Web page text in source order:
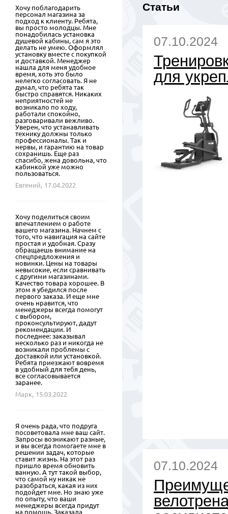
Статьи
07.10.2024
для
07.10.2024
Хочу поблагодарить
персонал магазина за
подход к клиенту. Ребята,
вы просто молодцы. Мне
понадобилась установка
душевой кабины, сам я это
делать не умею. Оформлял
установку вместе с покупкой
и доставкой. Менеджер
нашла для меня удобное
время, хоть это было
нелегко согласовать. Я не
думал, что ребята так
быстро справятся. Никаких
неприятностей не
возникало по ходу,
работали спокойно,
разговаривали вежливо.
Уверен, что устанавливать
технику должны только
профессионалы. Так и
нервы, и гарантию на товар
сохранишь. Еще раз
спасибо, жена довольна, что
кабинкой уже можно
пользоваться.
Евгений, 17.04.2022
Хочу поделиться своим
впечатлением о работе
вашего магазина. Начнем с
того, что навигация на сайте
простая и удобная. Сразу
обращаешь внимание на
спецпредложения и
новинки. Цены на товары
невысокие, если сравнивать
с другими магазинами.
Качество товара хорошее. В
этом я убедился после
первого заказа. И еще мне
очень нравится, что
менеджеры всегда помогут
с выбором,
проконсультируют, дадут
рекомендации. И
последнее: заказывал
несколько раз и никогда не
возникали проблемы с
доставкой или установкой.
Ребята приезжают вовремя
в удобный для тебя день,
все согласовывается
заранее.
Марк, 15.03.2022
Я очень рада, что подруга
посоветовала мне ваш сайт.
Запросы возникают разные,
и вы всегда помогаете мне в
решении задач, которые
ставит жизнь. На этот раз
пришло время обновить
ванную. А тут такой выбор,
что самой ну никак не
разобраться, какая из них
подойдет мне. Но знаю уже
по опыту, что ваши
менеджеры всегда придут
на помощь. Заказала